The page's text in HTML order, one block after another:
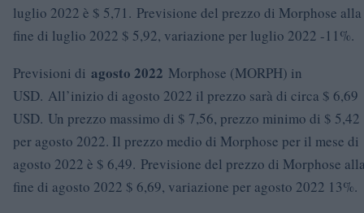
luglio 2022 è $ 5,71. Previsione del prezzo di Morphose alla
fine di luglio 2022 $ 5,92, variazione per luglio 2022 -11%.
Previsioni di agosto 2022 Morphose (MORPH) in
USD. All’inizio di agosto 2022 il prezzo sarà di circa $ 6,69
USD. Un prezzo massimo di $ 7,56, prezzo minimo di $ 5,42
per agosto 2022. Il prezzo medio di Morphose per il mese di
agosto 2022 è $ 6,49. Previsione del prezzo di Morphose
fine di agosto 2022 $ 6,69, variazione per agosto 2022 13%.